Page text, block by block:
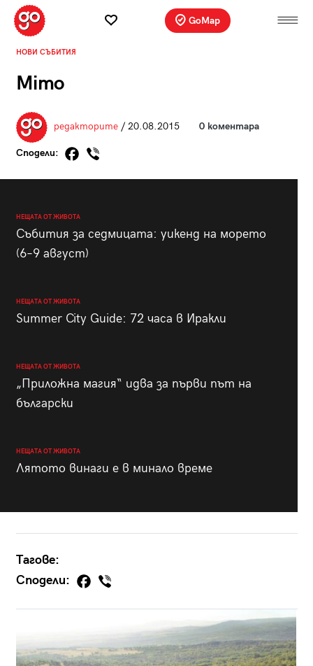
GoMap
НОВИ СЪБИТИЯ
Mimo
редакторите/ 20.08.2015 0 коментара
Сподели:
НЕЩАТА ОТ ЖИВОТА
Събития за седмицата: уикенд на морето
(6–9 август)
НЕЩАТА ОТ ЖИВОТА
Summer City Guide: 72 часа в Иракли
НЕЩАТА ОТ ЖИВОТА
„Приложна магия“ идва за първи път на
български
НЕЩАТА ОТ ЖИВОТА
Лятото винаги е в минало време
Тагове:
Сподели: